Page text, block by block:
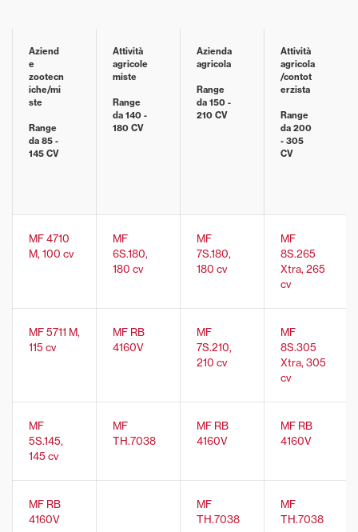
Aziend
e
zootecn
iche/mi
ste
Range
da 85 -
145 CV
Attività
agricole
miste
Range
da 140 -
180 CV
Azienda
agricola
Range
da 150 -
210 CV
Attività
agricola
/contot
erzista
Range
da 200
- 305
CV
MF 4710
M, 100 cv
MF
6S.180,
180 cv
MF
7S.180,
180 cv
MF
8S.265
Xtra, 265
cv
MF 5711 M,
115 cv
MF RB
4160V
MF
7S.210,
210 cv
MF
8S.305
Xtra, 305
cv
MF
5S.145,
145 cv
MF
TH.7038
MF RB
4160V
MF RB
4160V
MF RB
4160V
MF
TH.7038
MF
TH.7038